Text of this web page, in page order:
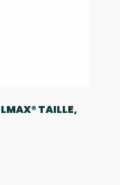
TAILLE,